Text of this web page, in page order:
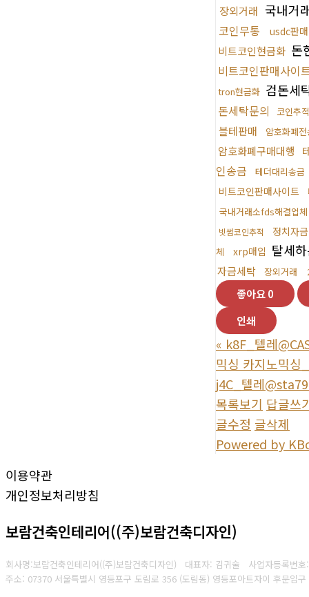
장외거래 국내거
코인무통 usdc판매
비트코인현금화 돈
비트코인판매사이
tron현금화 검돈세
돈세탁문의 코인추
블테판매 암호화폐
암호화폐구매대행
인송금 테더대리송금
비트코인판매사이트
국내거래소fds해결업체
빗썸코인추적 정치자
체 xrp매입 탈세
자금세탁 장외거래
좋아요0
인쇄
« k8F_텔레
믹싱 카지노믹싱
j4C_텔레
목록보기 답글쓰
글수정 글삭제
Powered by
이용약관
개인정보처리방침
보람건축인테리어((주)보람건축디자인)
회사명:보람건축인테리어((주)보람건축디자인) 대표자: 김귀술 사업자등록번
주소: 07370 서울특별시 영등포구 도림로 356 (도림동) 영등포아트자이 후문입